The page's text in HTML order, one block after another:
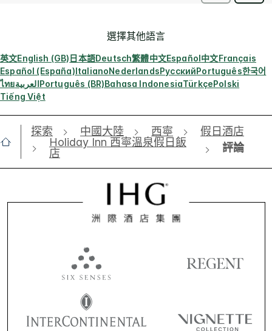
選擇其他語言
英文English (GB)日本語Deutsch繁體中文Español中文Français
Español (España)ItalianoNederlandsРусскийPortuguês한국어
ไทยالعربيةPortuguês (BR)Bahasa IndonesiaTürkçePolski
Tiếng Việt
探索 中國大陸 西寧
假日酒店
Holiday Inn 西寧溫泉假日飯
店
評論